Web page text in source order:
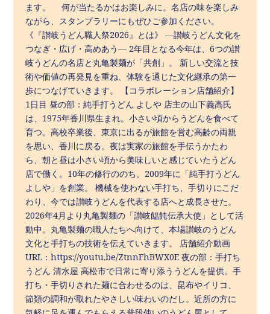
ます。 何が当たるかはお楽しみに。名店の味を楽しみ
ながら、スタンプラリーにもぜひご参加ください。
《『讃岐うどん職人祭2026』とは》 ―讃岐うどん文化を
つなぎ・広げ・高めあう― 2年目となる今年は、6つの讃
岐うどんの名店と丸亀製麺が「共創」。 新しい交流と技
術や価値の再発見を重ね、体験を通じた文化継承の第一
歩につなげていきます。 【コラボレーション店舗紹介】
1日目 昼の部：純手打うどん よしや 店主の山下義高氏
は、1975年香川県生まれ。小さい頃からうどんを食べて
育つ。高校卒業後、東京に出るが旅館を営む高齢の両親
を思い、香川に戻る。夜は実家の旅館を手伝うかたわ
ら、朝と昼は小さい頃から美味しいと感じていたうどん
店で働く。10年の修行ののち、2009年に「純手打うどん
よしや」を創業。 機械を使わない手打ち、手切りにこだ
わり、今では讃岐うどんを代表する店へと成長させた。
2026年4月より丸亀製麺の「讃岐饂飩伝承大使」として活
動中。丸亀製麺の職人たちへ向けて、本場讃岐のうどん
文化と手打ちの技術を伝えていきます。 店舗紹介動画
URL：https://youtu.be/ZtnnFhBWX0E 夜の部：手打ち
うどん 清水屋 高松市で日常に寄り添ううどんを提供。手
打ち・手切りされた麺に合わせるのは、昆布やイリコ、
節類の調和が取れたやさしい味わいのだし。近所の方に